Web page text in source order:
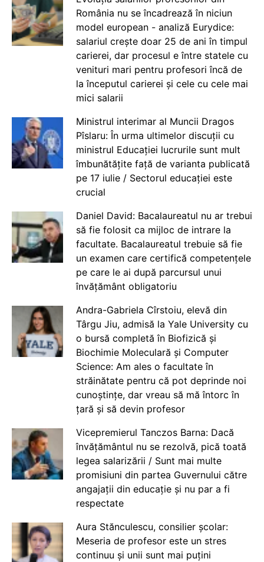
România nu se încadrează în niciun
model european - analiză Eurydice:
salariul crește doar 25 de ani în timpul
carierei, dar procesul e între statele cu
venituri mari pentru profesori încă de
la începutul carierei și cele cu cele mai
mici salarii
Ministrul interimar al Muncii Dragos
Pîslaru: În urma ultimelor discuții cu
ministrul Educației lucrurile sunt mult
îmbunătățite față de varianta publicată
pe 17 iulie / Sectorul educației este
crucial
Daniel David: Bacalaureatul nu ar trebui
să fie folosit ca mijloc de intrare la
facultate. Bacalaureatul trebuie să fie
un examen care certifică competențele
pe care le ai după parcursul unui
învățământ obligatoriu
Andra-Gabriela Cîrstoiu, elevă din
Târgu Jiu, admisă la Yale University cu
o bursă completă în Biofizică și
Biochimie Moleculară și Computer
Science: Am ales o facultate în
străinătate pentru că pot deprinde noi
cunoștințe, dar vreau să mă întorc în
țară și să devin profesor
Vicepremierul Tanczos Barna: Dacă
învățământul nu se rezolvă, pică toată
legea salarizării / Sunt mai multe
promisiuni din partea Guvernului către
angajații din educație și nu par a fi
respectate
Aura Stănculescu, consilier școlar:
Meseria de profesor este un stres
continuu și unii sunt mai puțini